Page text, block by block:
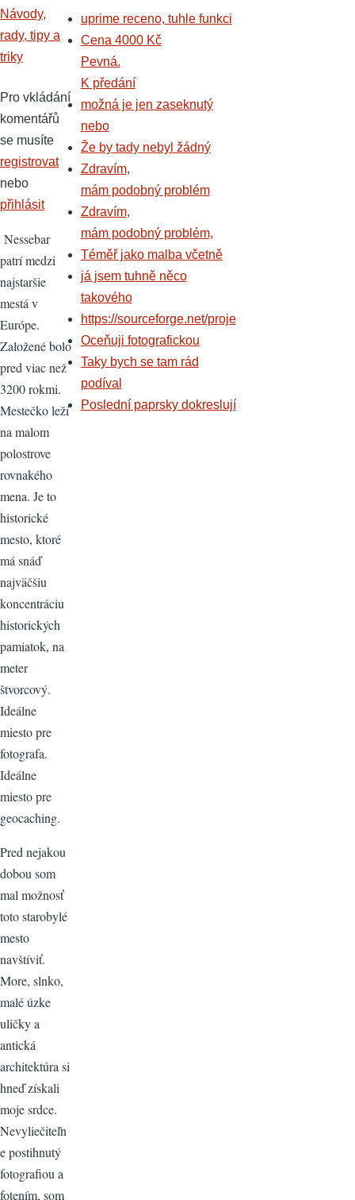
Návody,
rady, tipy a
triky
Pro vkládání
komentářů
se musíte
registrovat
nebo
přihlásit
Nessebar
patrí medzi
najstaršie
mestá v
Európe.
Založené bolo
pred viac než
3200 rokmi.
Mestečko leží
na malom
polostrove
rovnakého
mena. Je to
historické
mesto, ktoré
má snáď
najväčšiu
koncentráciu
historických
pamiatok, na
meter
štvorcový.
Ideálne
miesto pre
fotografa.
Ideálne
miesto pre
geocaching.
Pred nejakou
dobou som
mal možnosť
toto starobylé
mesto
navštíviť.
More, slnko,
malé úzke
uličky a
antická
architektúra si
hneď získali
moje srdce.
Nevyliečiteľn
e postihnutý
fotografiou a
fotením, som
uprime receno, tuhle funkci
Cena 4000 Kč
Pevná.
K předání
možná je jen zaseknutý
nebo
Že by tady nebyl žádný
Zdravím,
mám podobný problém
Zdravím,
mám podobný problém,
Téměř jako malba včetně
já jsem tuhně něco
takového
https://sourceforge.net/proje
Oceňuji fotografickou
Taky bych se tam rád
podíval
Poslední paprsky dokreslují